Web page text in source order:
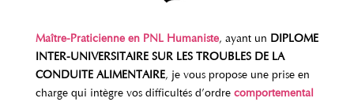
Maître-Praticienne en PNL Humaniste, ayant un DIPLOME
INTER-UNIVERSITAIRE SUR LES TROUBLES DE LA
CONDUITE ALIMENTAIRE, je vous propose une prise en
charge qui intègre vos difficultés d’ordrecomportemental